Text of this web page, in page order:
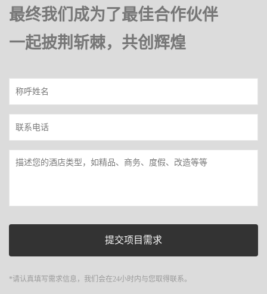
最终我们成为了最佳合作伙伴
一起披荆斩棘，共创辉煌
*请认真填写需求信息，我们会在24小时内与您取得联系。